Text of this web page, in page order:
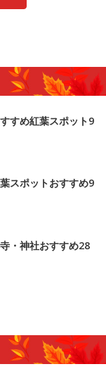
すめ紅葉スポット9
スポットおすすめ9
・神社おすすめ28